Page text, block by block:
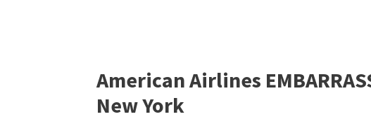
American Airlines
New York